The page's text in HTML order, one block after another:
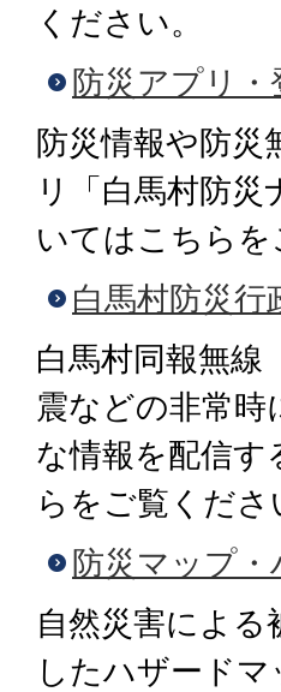
ください。
防災アプリ
防災情報や防災
リ「白馬村防
いてはこちらを
白馬村防災行
白馬村同報無線
震などの非常時
な情報を配信す
らをご覧くださ
防災マップ
自然災害による
したハザード